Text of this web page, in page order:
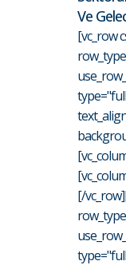
Ve
[vc_row
[/